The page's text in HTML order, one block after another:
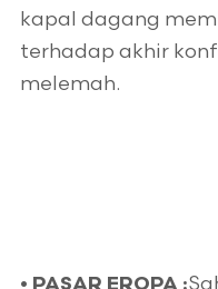
kapal dagang
terhadap akhir
melemah.